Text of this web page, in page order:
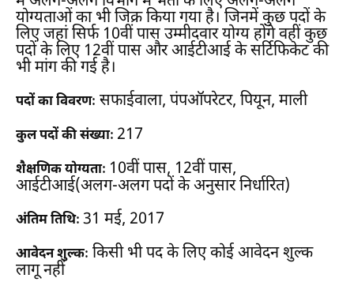
योग्यताओं का भी जिक्र किया गया है। जिनमें कुछ पदों के
लिए जहां सिर्फ 10वीं पास उम्मीदवार योग्य होंगे वहीं कुछ
पदों के लिए 12वीं पास और आईटीआई के सर्टिफिकेट की
भी मांग की गई है।
पदों का विवरणः सफाईवाला, पंपऑपरेटर, पियून, माली
कुल पदों की संख्याः 217
शैक्षणिक योग्यताः 10वीं पास, 12वीं पास,
आईटीआई(अलग-अलग पदों के अनुसार निर्धारित)
अंतिम तिथिः 31 मई, 2017
आवेदन शुल्कः किसी भी पद के लिए कोई आवेदन शुल्क
लागू नहीं